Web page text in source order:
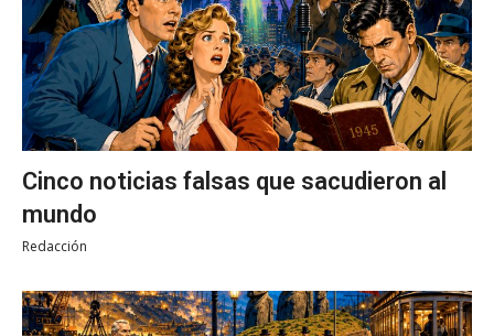
Cinco noticias falsas que sacudieron al
mundo
Redacción